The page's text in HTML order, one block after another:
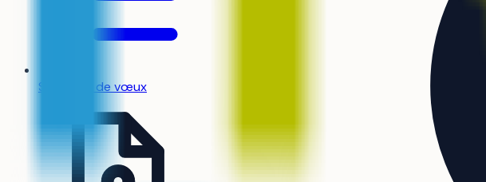
Stratégie de vœux